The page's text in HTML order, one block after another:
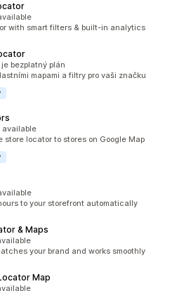
8
with smart filters & built-in analytics
5
bezplatný plán
mapami a filtry pro vaši značku
35
available
store locator to stores on Google Map
4
to your storefront automatically
& Maps
5
your brand and works smoothly
Map